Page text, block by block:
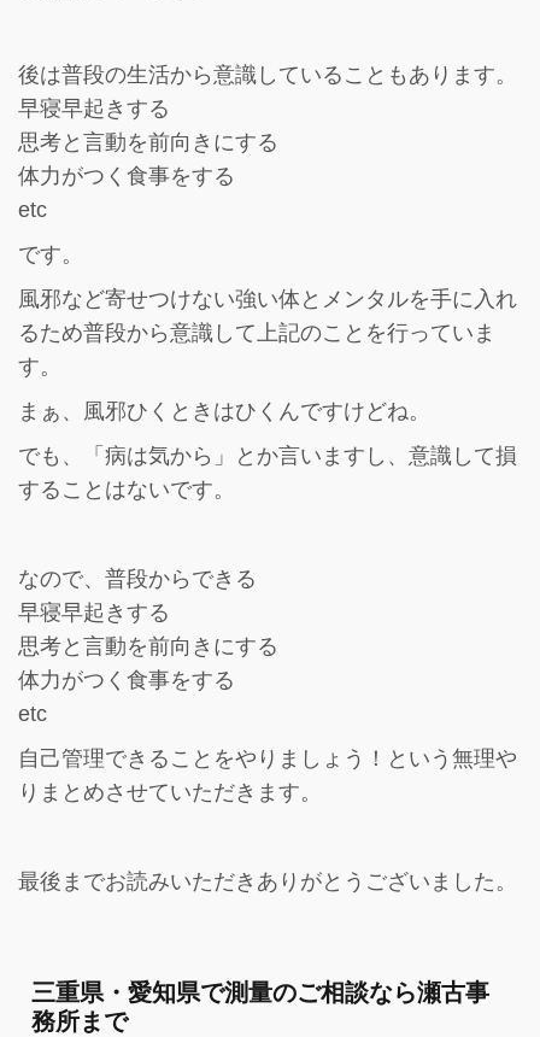
後は普段の生活から意識していることもあります。
早寝早起きする
思考と言動を前向きにする
体力がつく食事をする
etc
です。
風邪など寄せつけない強い体とメンタルを手に入れ
るため普段から意識して上記のことを行っていま
す。
まぁ、風邪ひくときはひくんですけどね。
でも、「病は気から」とか言いますし、意識して損
することはないです。
なので、普段からできる
早寝早起きする
思考と言動を前向きにする
体力がつく食事をする
etc
自己管理できることをやりましょう！という無理や
りまとめさせていただきます。
最後までお読みいただきありがとうございました。
三重県・愛知県で測量のご相談なら瀬古事
務所まで